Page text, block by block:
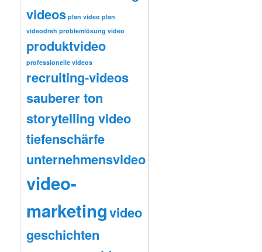
videos plan video plan
videodreh problemlösung video
produktvideo
professionelle videos
recruiting-videos
sauberer ton
storytelling video
tiefenschärfe
unternehmensvideo
video-
marketingvideo
geschichten